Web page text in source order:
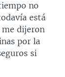
no
está
me dijeron
por la
si